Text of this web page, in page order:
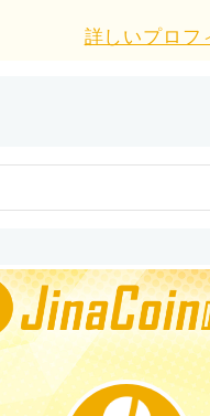
詳しいプロフ